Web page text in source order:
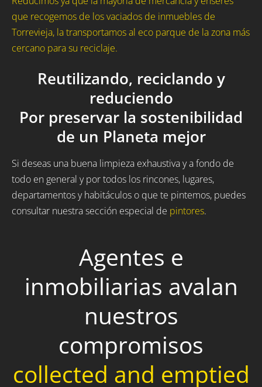
que recogemos de los vaciados de inmuebles de
Torrevieja, la transportamos al eco parque de la zona más
cercano para su reciclaje.
Reutilizando, reciclando y
reduciendo
Por preservar la sostenibilidad
de un Planeta mejor
Si deseas una buena limpieza exhaustiva y a fondo de
todo en general y por todos los rincones, lugares,
departamentos y habitáculos o que te pintemos, puedes
consultar nuestra sección especial de pintores.
Agentes e
inmobiliarias avalan
nuestros
compromisos
collected and emptied